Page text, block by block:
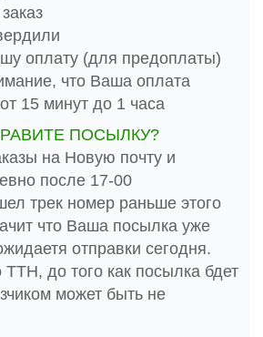
оплату (для предоплаты)
что Ваша оплата
15 минут до 1 часа
ПОСЫЛКУ?
на Новую почту и
после 17-00
трек номер раньше этого
что Ваша посылка уже
отправки сегодня.
до того как посылка бдет
может быть не